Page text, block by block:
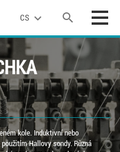
CS expand_more search
kole. Induktivní nebo
Hallovy sondy. Různá